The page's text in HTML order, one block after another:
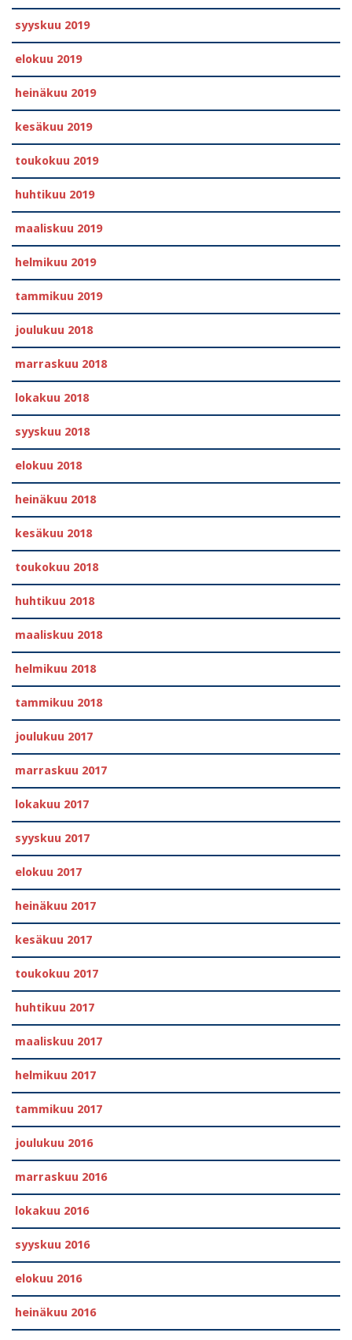
syyskuu 2019
elokuu 2019
heinäkuu 2019
kesäkuu 2019
toukokuu 2019
huhtikuu 2019
maaliskuu 2019
helmikuu 2019
tammikuu 2019
joulukuu 2018
marraskuu 2018
lokakuu 2018
syyskuu 2018
elokuu 2018
heinäkuu 2018
kesäkuu 2018
toukokuu 2018
huhtikuu 2018
maaliskuu 2018
helmikuu 2018
tammikuu 2018
joulukuu 2017
marraskuu 2017
lokakuu 2017
syyskuu 2017
elokuu 2017
heinäkuu 2017
kesäkuu 2017
toukokuu 2017
huhtikuu 2017
maaliskuu 2017
helmikuu 2017
tammikuu 2017
joulukuu 2016
marraskuu 2016
lokakuu 2016
syyskuu 2016
elokuu 2016
heinäkuu 2016